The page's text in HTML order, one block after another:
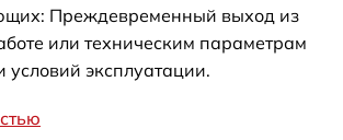
Преждевременный выход из
или техническим параметрам
эксплуатации.